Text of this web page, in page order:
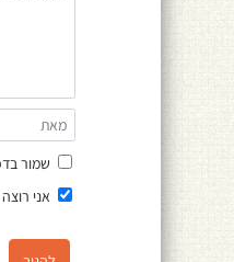
שמור
אני